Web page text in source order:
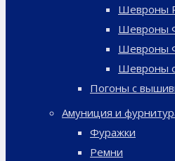
Шевроны
Шевроны
Шевроны
Шевроны
Погоны с
Амуниция и
Фуражки
Ремни